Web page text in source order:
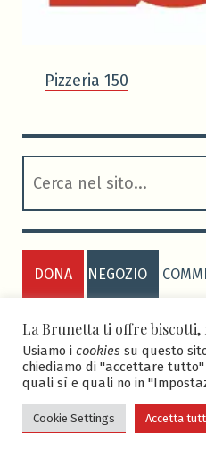
Pizzeria 150
DONA NEGOZIO
PRIVACY POLICY COOKIE
tema Seedlet di WordPress
La Brunetta ti offre biscotti,
Usiamo i cookies su questo
chiediamo di "accettare
quali sì e quali no in
Cookie Settings Accetta